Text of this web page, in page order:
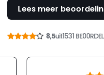
Lees meer
8,5uit1531